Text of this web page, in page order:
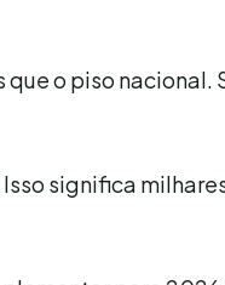
o piso
significa